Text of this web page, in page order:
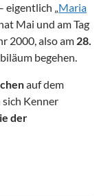
eigentlich „Maria
Mai und am Tag
2000, also am 28.
begehen.
auf dem
sich Kenner
der